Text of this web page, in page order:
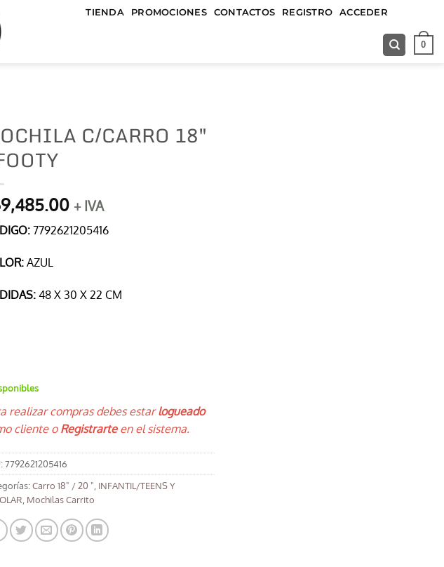
TIENDA PROMOCIONES CONTACTOS REGISTRO ACCEDER
0
C/CARRO 18″
+ IVA
7792621205416
AZUL
48 X 30 X 22 CM
realizar compras debes estarlogueado
cliente oRegistrarteen el sistema.
7792621205416
Carro 18" / 20 " INFANTIL/TEENS Y
Mochilas Carrito